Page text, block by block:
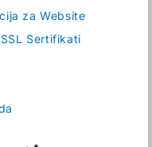
za Website
Sertifikati